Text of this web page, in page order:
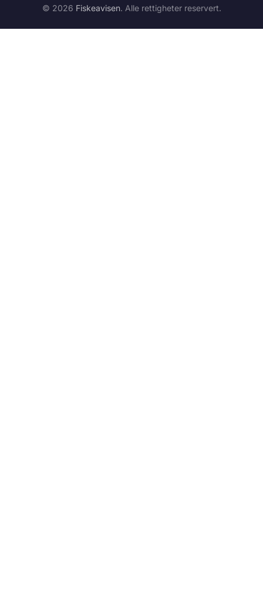
© 2026 Fiskeavisen. Alle rettigheter reservert.